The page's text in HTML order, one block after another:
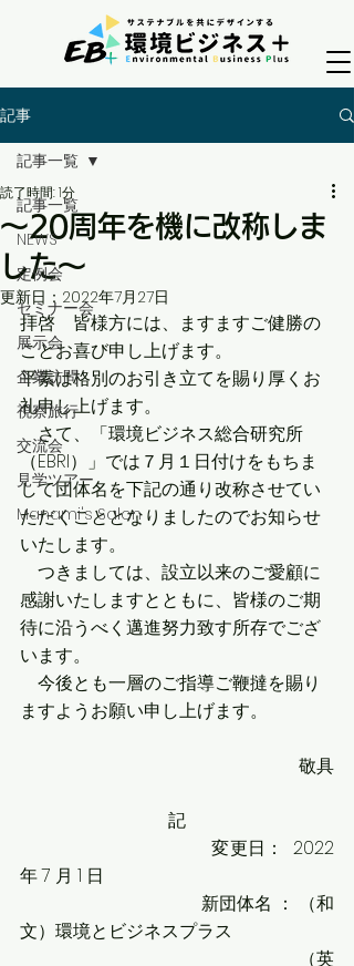
記事
記事一覧
NEWS
定例会
セミナー会
展示会
企業訪問
視察旅行
交流会
見学ツアー
Manami's Salon
記事一覧
～20周年を機に改称しま
した～
読了時間: 1分
更新日： 2022年7月27日
拝啓　皆様方には、ますますご健勝の
ことお喜び申し上げます。
平素は格別のお引き立てを賜り厚くお
礼申し上げます。
さて、「環境ビジネス総合研究所
（EBRI）」では７月１日付けをもちま
して団体名を下記の通り改称させてい
ただくこととなりましたのでお知らせ
いたします。
つきましては、設立以来のご愛顧に
感謝いたしますとともに、皆様のご期
待に沿うべく邁進努力致す所存でござ
います。
今後とも一層のご指導ご鞭撻を賜り
ますようお願い申し上げます。
敬具
記
                                         変更日：  2022
年 7 月 1 日
文）環境とビジネスプラス